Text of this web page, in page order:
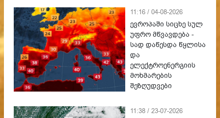
11:16 / 04-08-2026
ევროპაში სიცხე სულ
უფრო მწვავდება -
სად დაწესდა წყლისა
და
ელექტროენერგიის
მოხმარების
შეზღუდვები
11:38 / 23-07-2026